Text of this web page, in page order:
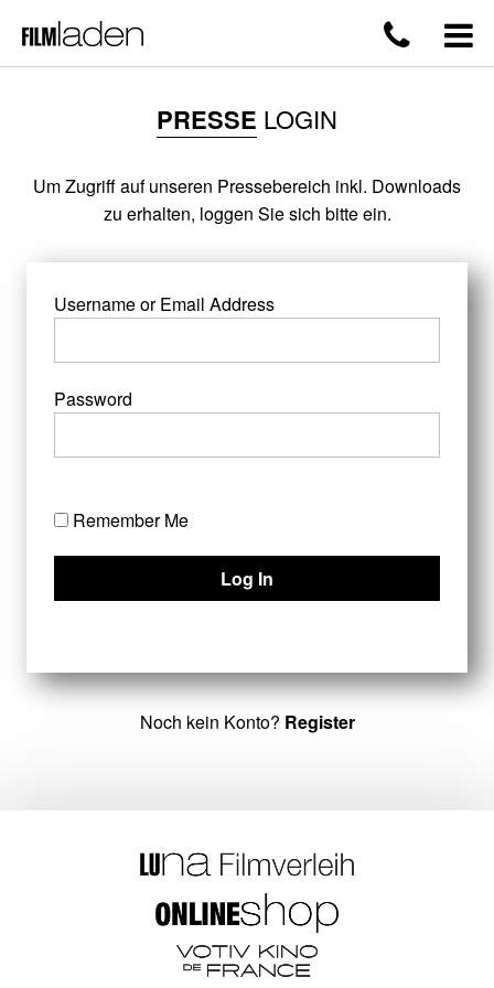
PRESSE LOGIN
Um Zugriff auf unseren Pressebereich inkl. Downloads
zu erhalten, loggen Sie sich bitte ein.
Username or Email Address
Password
Remember Me
Noch kein Konto? Register